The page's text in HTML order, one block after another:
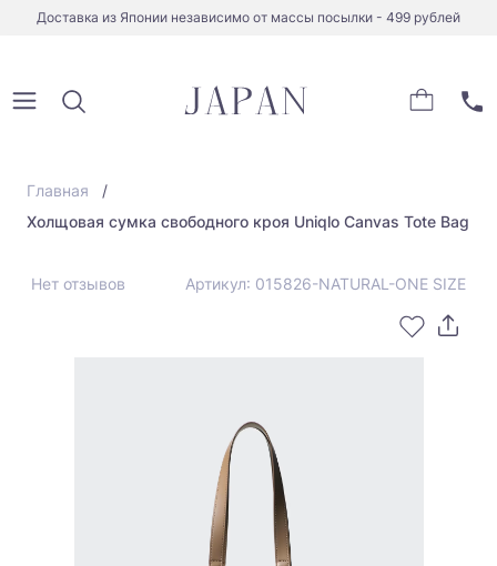
Доставка из Японии независимо от массы посылки - 499 рублей
Главная
Холщовая сумка свободного кроя Uniqlo Canvas Tote Bag
Нет отзывов Артикул: 015826-NATURAL-ONE SIZE